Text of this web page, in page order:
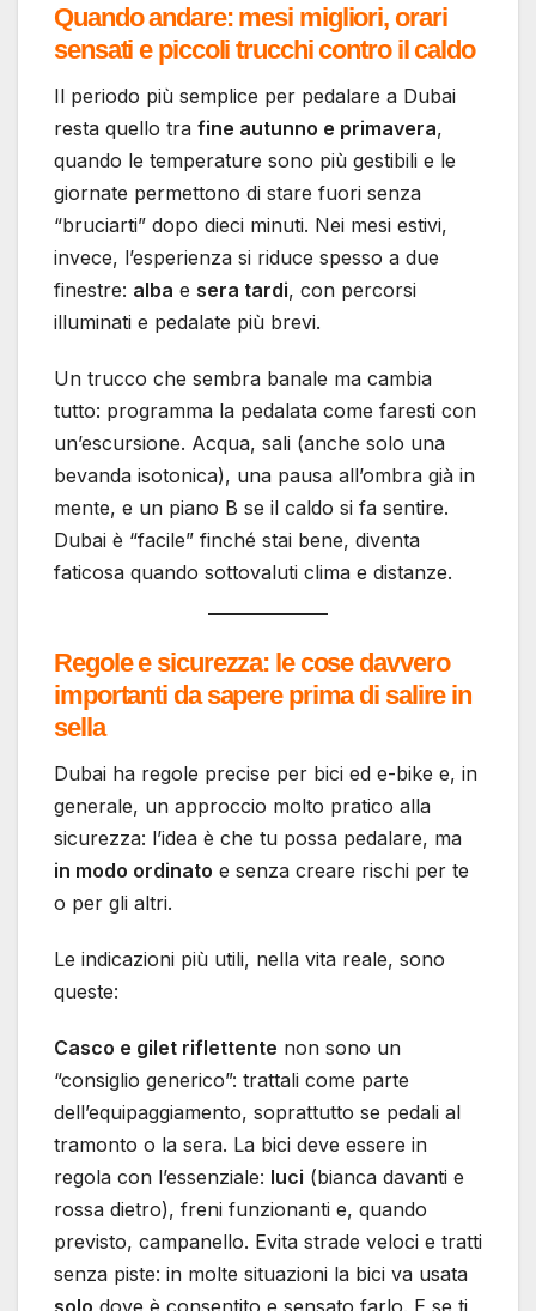
Quando andare: mesi migliori, orari
sensati e piccoli trucchi contro il caldo
Il periodo più semplice per pedalare a Dubai
resta quello tra fine autunno e primavera,
quando le temperature sono più gestibili e le
giornate permettono di stare fuori senza
“bruciarti” dopo dieci minuti. Nei mesi estivi,
invece, l’esperienza si riduce spesso a due
finestre: alba e sera tardi, con percorsi
illuminati e pedalate più brevi.
Un trucco che sembra banale ma cambia
tutto: programma la pedalata come faresti con
un’escursione. Acqua, sali (anche solo una
bevanda isotonica), una pausa all’ombra già in
mente, e un piano B se il caldo si fa sentire.
Dubai è “facile” finché stai bene, diventa
faticosa quando sottovaluti clima e distanze.
Regole e sicurezza: le cose davvero
importanti da sapere prima di salire in
sella
Dubai ha regole precise per bici ed e-bike e, in
generale, un approccio molto pratico alla
sicurezza: l’idea è che tu possa pedalare, ma
in modo ordinato e senza creare rischi per te
o per gli altri.
Le indicazioni più utili, nella vita reale, sono
queste:
Casco e gilet riflettente non sono un
“consiglio generico”: trattali come parte
dell’equipaggiamento, soprattutto se pedali al
tramonto o la sera. La bici deve essere in
regola con l’essenziale: luci (bianca davanti e
rossa dietro), freni funzionanti e, quando
previsto, campanello. Evita strade veloci e tratti
senza piste: in molte situazioni la bici va usata